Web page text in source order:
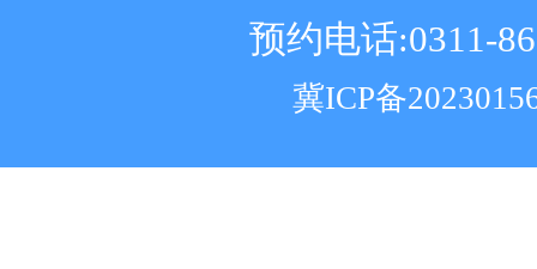
预约电话:0311-
冀ICP备